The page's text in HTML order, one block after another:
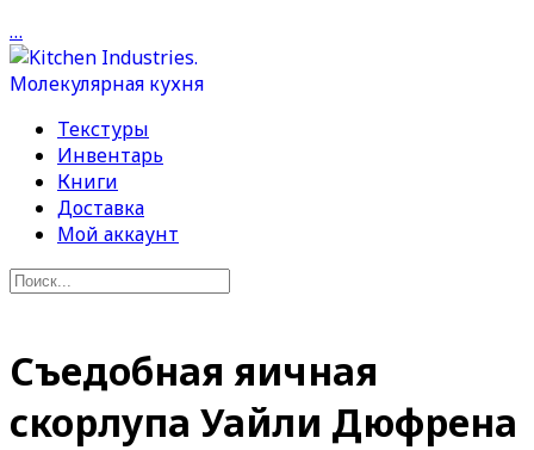
…
Текстуры
Инвентарь
Книги
Доставка
Мой аккаунт
Съедобная яичная
скорлупа Уайли Дюфрена